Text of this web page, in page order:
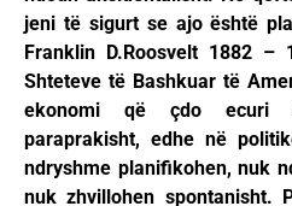
jeni të sigurt se ajo është
Franklin D.Roosvelt 1882 –
Shteteve të Bashkuar të
ekonomi që çdo ecuri
paraprakisht, edhe në
ndryshme planifikohen, nuk
nuk zhvillohen spontanisht.